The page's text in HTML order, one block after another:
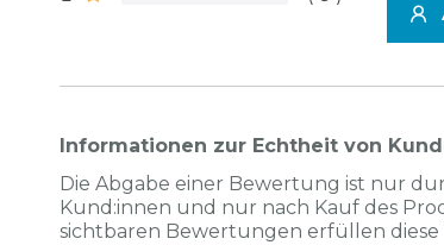
Informationen zur Echtheit von
Die Abgabe einer Bewertung ist nur
Kund:innen und nur nach Kauf des
sichtbaren Bewertungen erfüllen diese